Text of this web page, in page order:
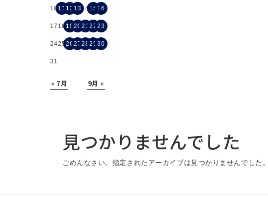
10 11 12 13 14 15 16
17 18 19 20 21 22 23
2425 26 27 28 29 30
31
« 7月 9月 »
見つかりませんでした
ごめんなさい。指定されたアーカイブは見つかりませんでした。